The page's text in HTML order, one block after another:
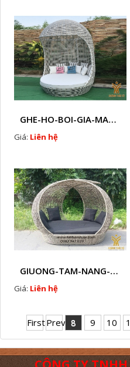
GHE-HO-BOI-GIA-MAY-HTT - B41B
Giá: Liên hệ
GIUONG-TAM-NANG-GIA-MAY- HTT - B59
Giá: Liên hệ
FirstPrev 8 9 10